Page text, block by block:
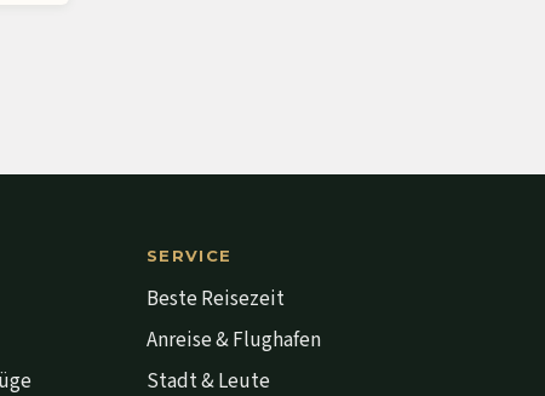
SERVICE
Beste Reisezeit
Anreise & Flughafen
Stadt & Leute